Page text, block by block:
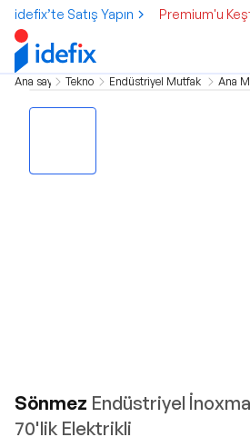
idefix’te Satış Yapın Premium'u
Ana sayfa Teknoloji Endüstriyel Mutfak Grubu
Ana
Sönmez Endüstriyel
70'lik Elektrikli